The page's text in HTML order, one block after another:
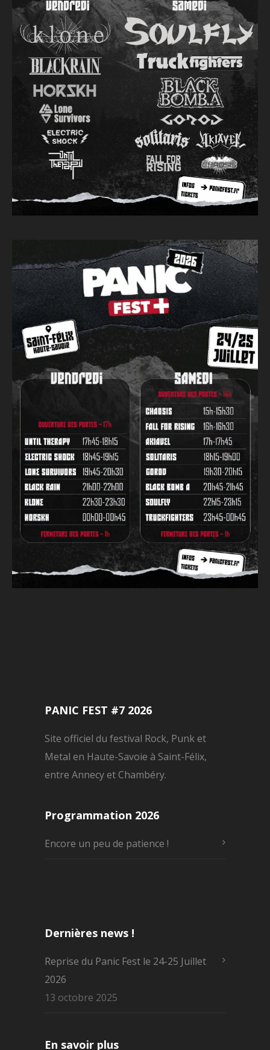
PANIC FEST #7 2026
Site officiel du festival Rock, Punk et
Metal en Haute-Savoie à Saint-Félix,
entre Annecy et Chambéry.
Programmation 2026
Encore un peu de patience !
Dernières news !
Reprise du Panic Fest le 24-25 Juillet
2026
13 octobre 2025
En savoir plus